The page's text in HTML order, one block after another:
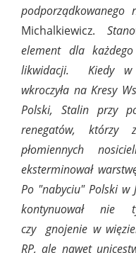
podporządkowanego
Michalkiewicz.
element dla
likwidacji. Kiedy w
wkroczyła na Kresy
Polski, Stalin przy
renegatów, którzy
płomiennych
eksterminował
Po "nabyciu" Polski w
kontynuował nie
czy gnojenie w
RP, ale nawet